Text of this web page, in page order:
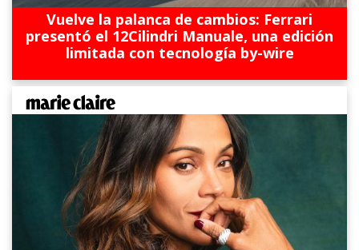
Vuelve la palanca de cambios: Ferrari
presentó el 12Cilindri Manuale, una edición
limitada con tecnología by-wire